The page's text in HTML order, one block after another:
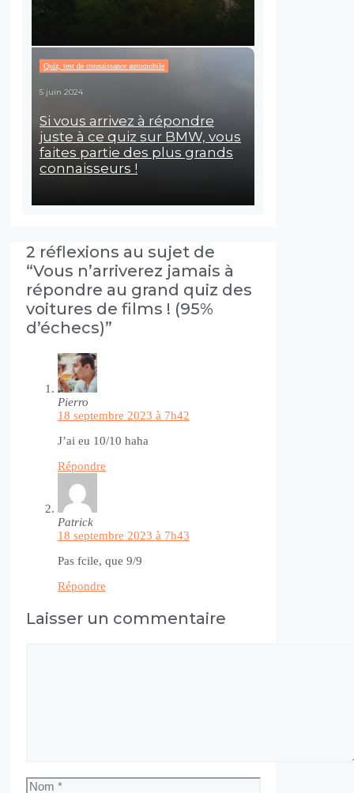
Quiz, test de connaissance automobile
5 juin 2024
Si vous arrivez à répondre
juste à ce quiz sur BMW, vous
faites partie des plus grands
connaisseurs !
2 réflexions au sujet de
“Vous n’arriverez jamais à
répondre au grand quiz des
voitures de films ! (95%
d’échecs)”
Pierro
18 septembre 2023 à 7h42
J’ai eu 10/10 haha
Répondre
Patrick
18 septembre 2023 à 7h43
Pas fcile, que 9/9
Répondre
Laisser un commentaire
Nom